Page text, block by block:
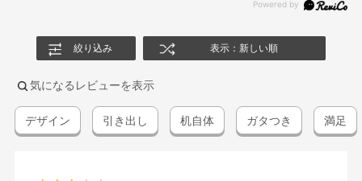
絞り込み 表示：新しい順
気になるレビューを表示
デザイン 引き出し 机自体 ガタつき 満足